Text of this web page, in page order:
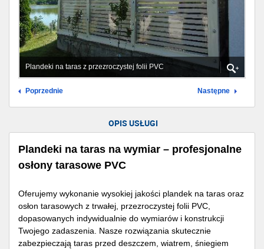
Plandeki na taras z przezroczystej folii PVC
Poprzednie Następne
OPIS USŁUGI
Plandeki na taras na wymiar – profesjonalne
osłony tarasowe PVC
Oferujemy wykonanie wysokiej jakości plandek na taras oraz
osłon tarasowych z trwałej, przezroczystej folii PVC,
dopasowanych indywidualnie do wymiarów i konstrukcji
Twojego zadaszenia. Nasze rozwiązania skutecznie
zabezpieczają taras przed deszczem, wiatrem, śniegiem